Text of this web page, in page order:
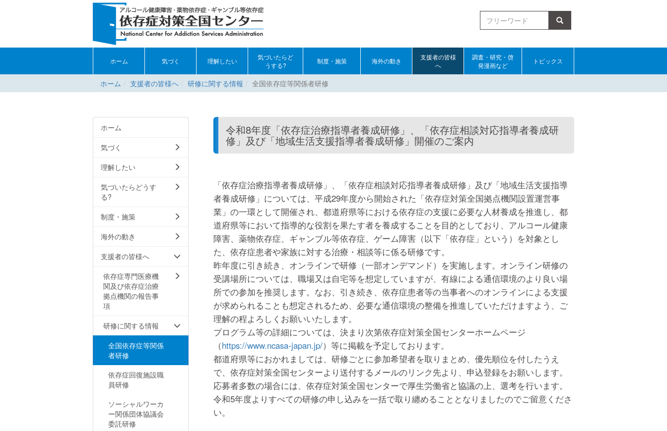
ホーム 気づく 理解したい
気づいたらど
うする?
制度・施策 海外の動き
支援者の皆様
へ
調査・研究・啓
発漫画など
トピックス
ホーム 支援者の皆様へ 研修に関する情報 全国依存症等関係者研修
令和8年度「依存症治療指導者養成研修」、「依存症相談対応指導者養成研
修」及び「地域生活支援指導者養成研修」開催のご案内
「依存症治療指導者養成研修」、「依存症相談対応指導者養成研修」及び「地域生活支援指導
者養成研修」については、平成29年度から開始された「依存症対策全国拠点機関設置運営事
業」の一環として開催され、都道府県等における依存症の支援に必要な人材養成を推進し、都
道府県等において指導的な役割を果たす者を養成することを目的としており、アルコール健康
障害、薬物依存症、ギャンブル等依存症、ゲーム障害（以下「依存症」という）を対象とし
た、依存症患者や家族に対する治療・相談等に係る研修です。
昨年度に引き続き、オンラインで研修（一部オンデマンド）を実施します。オンライン研修の
受講場所については、職場又は自宅等を想定していますが、有線による通信環境のより良い場
所での参加を推奨します。なお、引き続き、依存症患者等の当事者へのオンラインによる支援
が求められることも想定されるため、必要な通信環境の整備を推進していただけますよう、ご
理解の程よろしくお願いいたします。
プログラム等の詳細については、決まり次第依存症対策全国センターホームページ
（https://www.ncasa-japan.jp/）等に掲載を予定しております。
都道府県等におかれましては、研修ごとに参加希望者を取りまとめ、優先順位を付したうえ
で、依存症対策全国センターより送付するメールのリンク先より、申込登録をお願いします。
応募者多数の場合には、依存症対策全国センターで厚生労働省と協議の上、選考を行います。
令和5年度よりすべての研修の申し込みを一括で取り纏めることとなりましたのでご留意くださ
い。
ホーム
気づく
理解したい
気づいたらどうす
る?
制度・施策
海外の動き
支援者の皆様へ
依存症専門医療機
関及び依存症治療
拠点機関の報告事
項
研修に関する情報
全国依存症等関係
者研修
依存症回復施設職
員研修
ソーシャルワーカ
ー関係団体協議会
委託研修